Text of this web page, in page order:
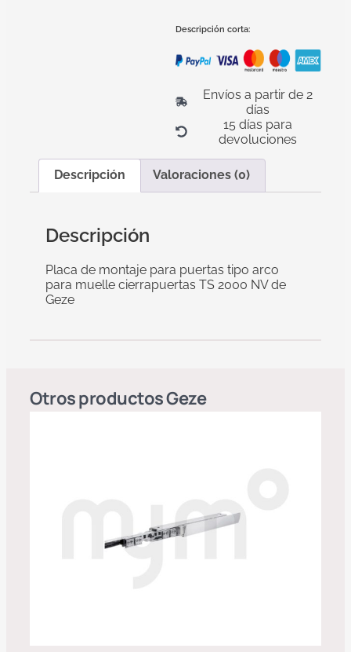
Descripción corta:
Envíos a partir de 2
días
15 días para
devoluciones
Descripción Valoraciones (0)
Descripción
Placa de montaje para puertas tipo arco
para muelle cierrapuertas TS 2000 NV de
Geze
Otros productosGeze